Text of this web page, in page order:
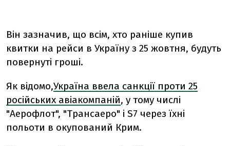
Він зазначив, що всім, хто раніше купив
квитки на рейси в Україну з 25 жовтня, будуть
повернуті гроші.
Як відомо,Україна ввела санкції проти 25
російських авіакомпаній, у тому числі
"Аерофлот", "Трансаеро" і S7 через їхні
польоти в окупований Крим.